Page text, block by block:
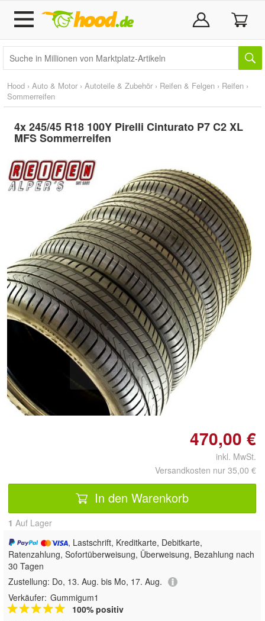
Hood › Auto & Motor › Autoteile & Zubehör › Reifen & Felgen › Reifen ›
Sommerreifen
4x 245/45 R18 100Y Pirelli Cinturato P7 C2 XL
MFS Sommerreifen
Doppelt antippen zum
vergrößern
470,00 €
inkl. MwSt.
Versandkosten nur 35,00 €
In den Warenkorb
1 Auf Lager
, Lastschrift, Kreditkarte, Debitkarte,
Ratenzahlung, Sofortüberweisung, Überweisung, Bezahlung nach
30 Tagen
Zustellung: Do, 13. Aug. bis Mo, 17. Aug.
Verkäufer: Gummigum1
100% positiv